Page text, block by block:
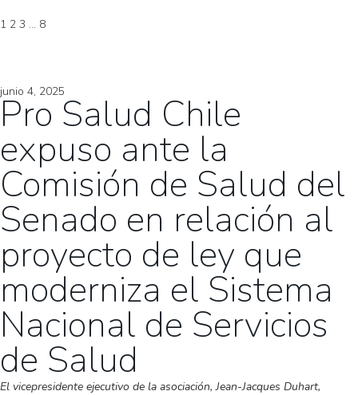
1 2 3 … 8
junio 4, 2025
Pro Salud Chile
expuso ante la
Comisión de Salud del
Senado en relación al
proyecto de ley que
moderniza el Sistema
Nacional de Servicios
de Salud
El vicepresidente ejecutivo de la asociación, Jean-Jacques Duhart,